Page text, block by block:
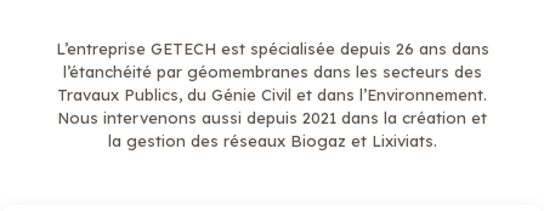
L’entreprise GETECH est spécialisée depuis 26 ans dans
l’étanchéité par géomembranes dans les secteurs des
Travaux Publics, du Génie Civil et dans l’Environnement.
Nous intervenons aussi depuis 2021 dans la création et
la gestion des réseaux Biogaz et Lixiviats.